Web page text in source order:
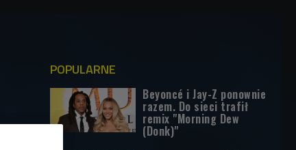
POPULARNE
Beyoncé i Jay-Z ponownie
razem. Do sieci trafił
remix "Morning Dew
(Donk)"